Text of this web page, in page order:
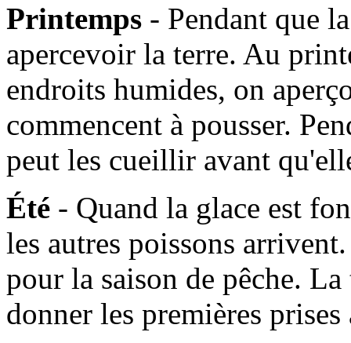
Printemps - Pendant que
apercevoir la terre. Au
endroits humides, on
commencent à pousser.
peut les cueillir avant
Été - Quand la glace est
les autres poissons
pour la saison de pêche.
donner les premières